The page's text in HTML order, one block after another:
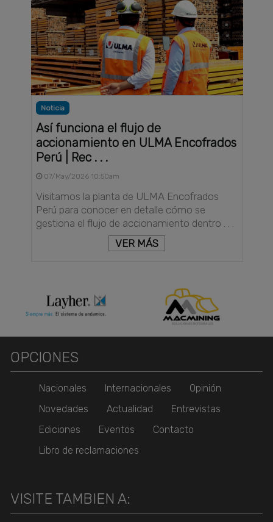
Noticia
Así funciona el flujo de
accionamiento en ULMA Encofrados
Perú | Rec . . .
07/May/2026 10:50am
Visitamos la planta de ULMA Encofrados
Perú para conocer en detalle cómo se
gestiona el flujo de accionamiento dentro . . .
VER MÁS
OPCIONES
Nacionales Internacionales
Opinión
Novedades
Actualidad
Entrevistas
Ediciones
Eventos
Contacto
Libro de reclamaciones
VISITE TAMBIEN A: